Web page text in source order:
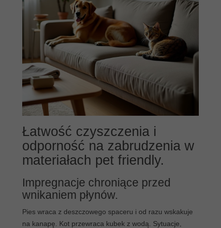
Łatwość czyszczenia i
odporność na zabrudzenia w
materiałach pet friendly.
Impregnacje chroniące przed
wnikaniem płynów.
Pies wraca z deszczowego spaceru i od razu wskakuje
na kanapę. Kot przewraca kubek z wodą. Sytuacje,